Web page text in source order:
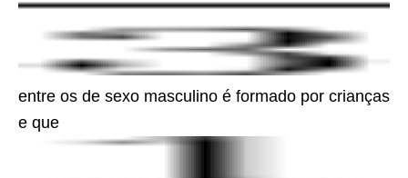
entre os de sexo masculino é formado por crianças
e que